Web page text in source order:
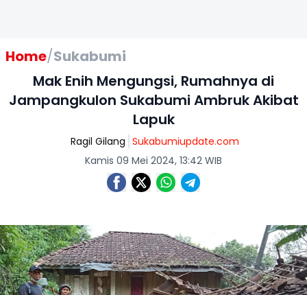
Home/Sukabumi
Mak Enih Mengungsi, Rumahnya di
Jampangkulon Sukabumi Ambruk Akibat
Lapuk
Ragil Gilang Sukabumiupdate.com
Kamis 09 Mei 2024, 13:42 WIB